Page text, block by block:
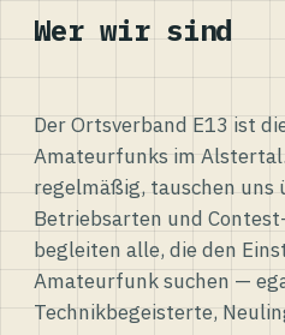
Wer wir sind
Der Ortsverband E13 ist
Amateurfunks im
regelmäßig, tauschen uns
Betriebsarten und
begleiten alle, die den
Amateurfunk suchen —
Technikbegeisterte,